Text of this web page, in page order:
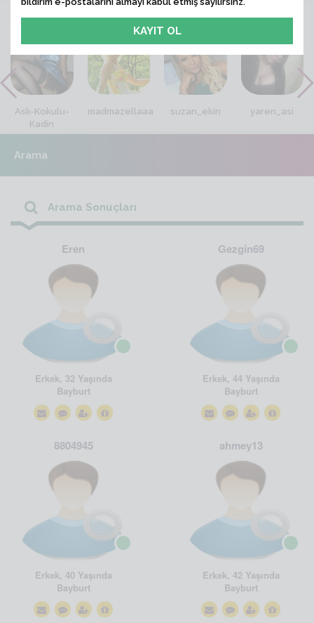
VİTRİN
Ask-Kokulu-
Kadin
madmazellaaa suzan_ekin yaren_asi
Arama
Arama Sonuçları
Eren
Erkek, 32 Yaşında
Bayburt
Gezgin69
Erkek, 44 Yaşında
Bayburt
8804945
Erkek, 40 Yaşında
Bayburt
ahmey13
Erkek, 42 Yaşında
Bayburt